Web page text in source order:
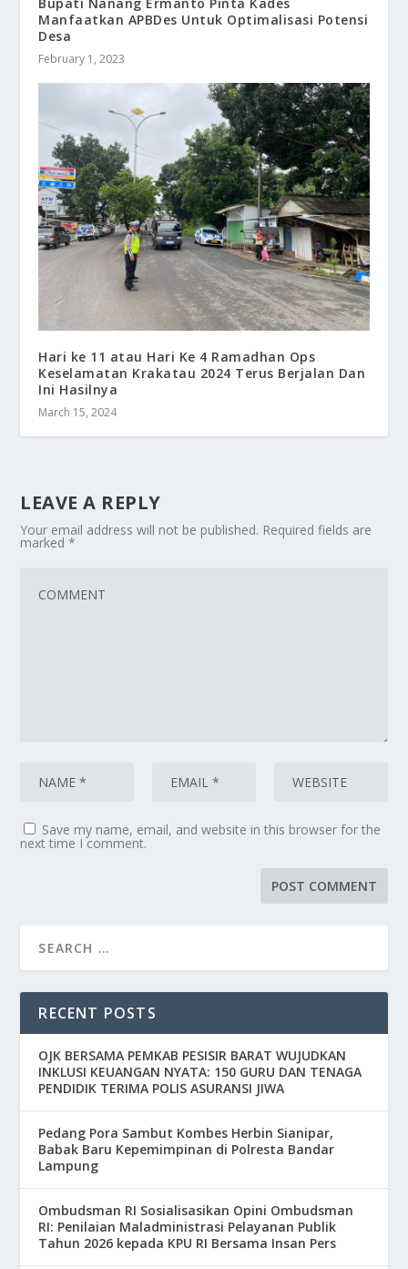
Manfaatkan APBDes Untuk Optimalisasi Potensi
Desa
February 1, 2023
Hari ke 11 atau Hari Ke 4 Ramadhan Ops
Keselamatan Krakatau 2024 Terus Berjalan Dan
Ini Hasilnya
March 15, 2024
LEAVE A REPLY
Your email address will not be published. Required fields are
marked*
Save my name, email, and website in this browser for the
next time I comment.
RECENT POSTS
OJK BERSAMA PEMKAB PESISIR BARAT WUJUDKAN
INKLUSI KEUANGAN NYATA: 150 GURU DAN TENAGA
PENDIDIK TERIMA POLIS ASURANSI JIWA
Pedang Pora Sambut Kombes Herbin Sianipar,
Babak Baru Kepemimpinan di Polresta Bandar
Lampung
Ombudsman RI Sosialisasikan Opini Ombudsman
RI: Penilaian Maladministrasi Pelayanan Publik
Tahun 2026 kepada KPU RI Bersama Insan Pers